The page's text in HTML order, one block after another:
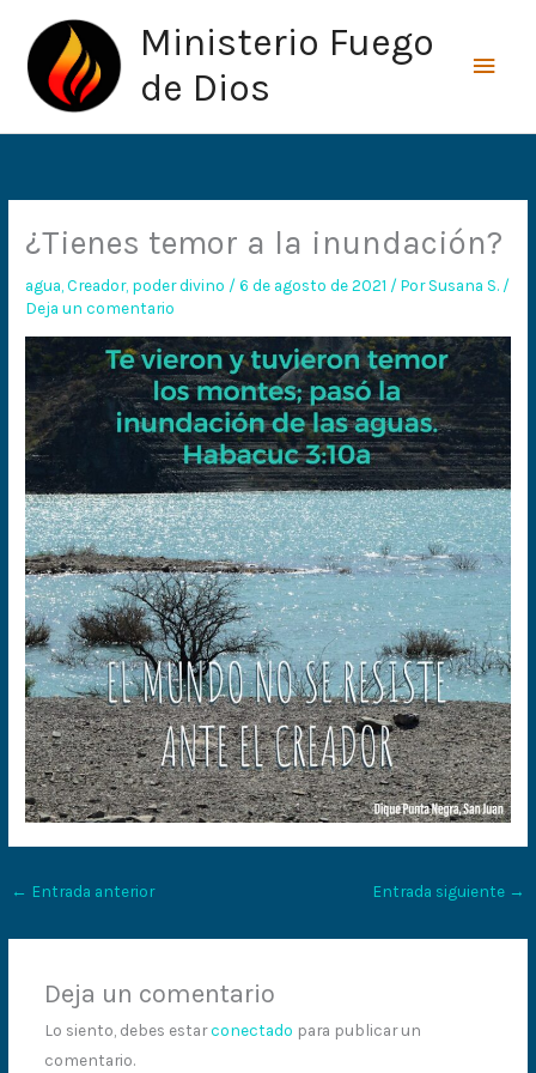
contenido
Ministerio Fuego
de Dios
¿Tienes temor a la inundación?
agua ,Creador, poder divino /6 de agosto de 2021 / PorSusana S. /
Deja un comentario
← Entrada anterior Entrada siguiente →
Deja un comentario
Lo siento, debes estarconectado para publicar un
comentario.